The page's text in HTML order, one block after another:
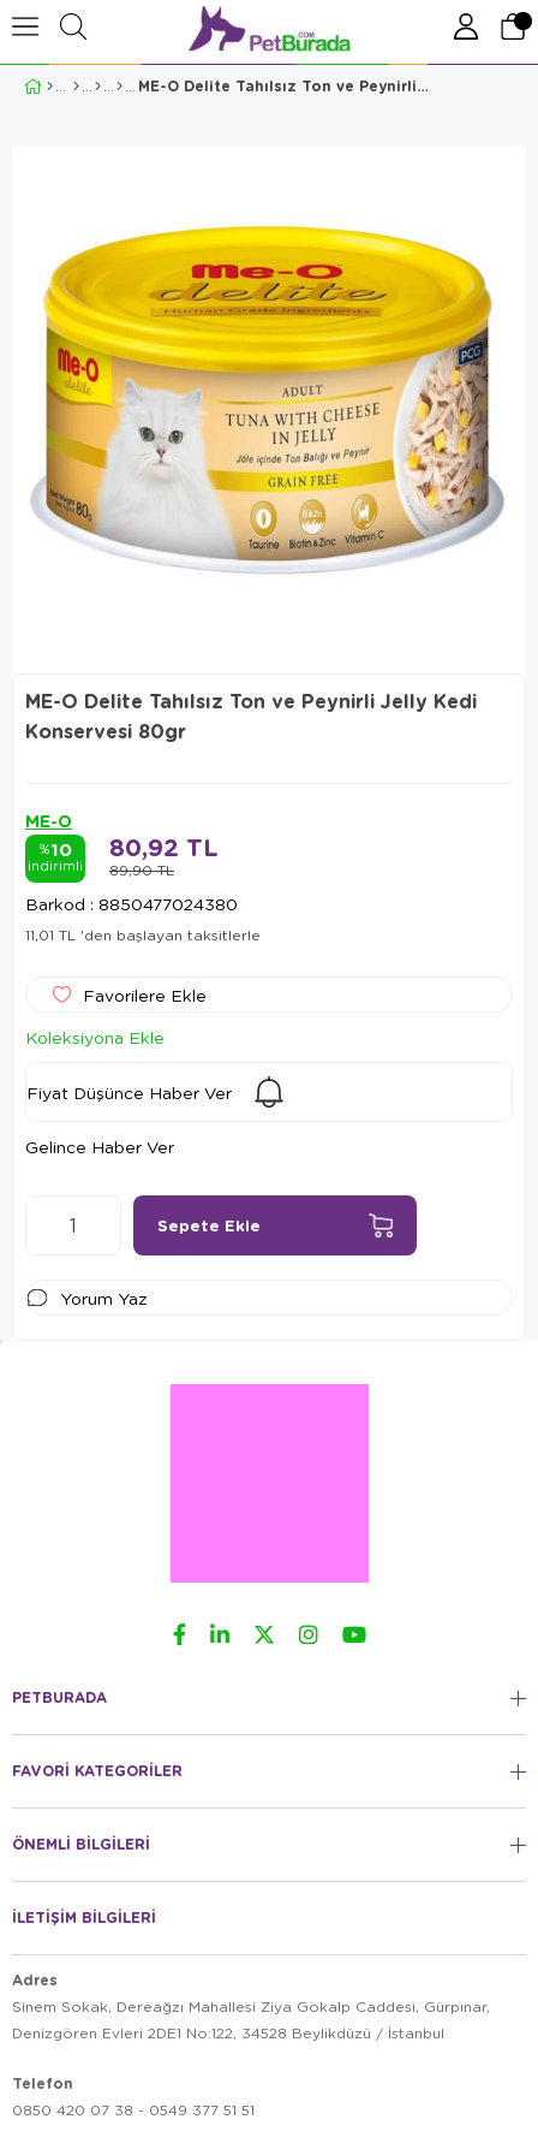
ME-O Delite Tahılsız Ton ve Peynirli Jelly Kedi Konservesi 80gr
ME-O Delite Tahılsız Ton ve Peynirli Jelly Kedi
Konservesi 80gr
ME-O
%10
indirimli 89,90 TL
80,92 TL
Barkod : 8850477024380
11,01 TL 'den başlayan taksitlerle
Favorilere Ekle
Koleksiyona Ekle
Fiyat Düşünce Haber Ver
Gelince Haber Ver
Yorum Yaz
PETBURADA
FAVORİ KATEGORİLER
ÖNEMLİ BİLGİLERİ
İLETİŞİM BİLGİLERİ
Adres
Sinem Sokak, Dereağzı Mahallesi Ziya Gökalp Caddesi, Gürpınar,
Denizgören Evleri 2DE1 No:122, 34528 Beylikdüzü / İstanbul
Telefon
0850 420 07 38 - 0549 377 51 51